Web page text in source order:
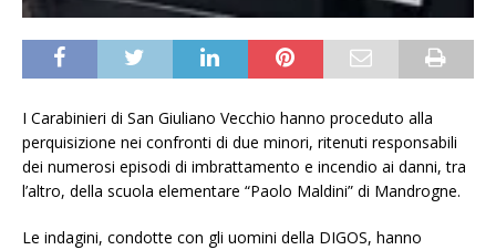
I Carabinieri di San Giuliano Vecchio hanno proceduto alla
perquisizione nei confronti di due minori, ritenuti responsabili
dei numerosi episodi di imbrattamento e incendio ai danni, tra
l’altro, della scuola elementare “Paolo Maldini” di Mandrogne.
Le indagini, condotte con gli uomini della DIGOS, hanno